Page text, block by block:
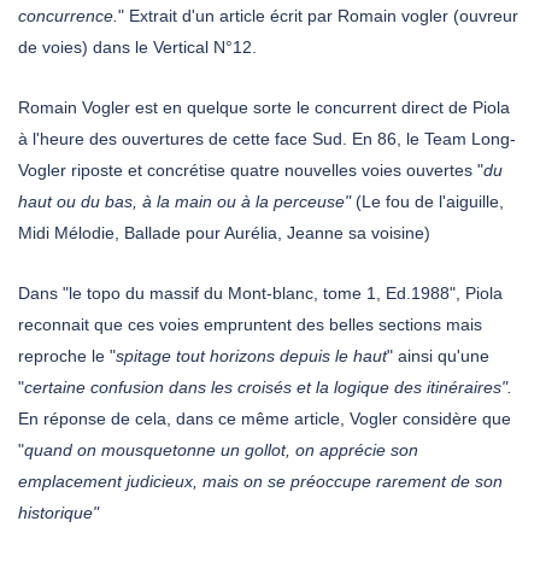
concurrence. " Extrait d'un article écrit par Romain vogler (ouvreur
de voies) dans le Vertical N°12.
Romain Vogler est en quelque sorte le concurrent direct de Piola
à l'heure des ouvertures de cette face Sud. En 86, le Team Long-
Vogler riposte et concrétise quatre nouvelles voies ouvertes "du
haut ou du bas, à la main ou à la perceuse"(Le fou de l'aiguille,
Midi Mélodie, Ballade pour Aurélia, Jeanne sa voisine)
Dans "le topo du massif du Mont-blanc, tome 1, Ed.1988", Piola
reconnait que ces voies empruntent des belles sections mais
reproche le "spitage tout horizons depuis le haut" ainsi qu'une
"certaine confusion dans les croisés et la logique des itinéraires".
En réponse de cela, dans ce même article, Vogler considère que
"quand on mousquetonne un gollot, on apprécie son
emplacement judicieux, mais on se préoccupe rarement de son
historique"